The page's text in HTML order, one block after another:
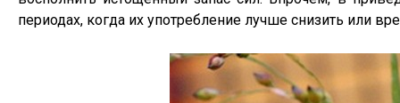
периодах, когда их употребление лучше снизить или